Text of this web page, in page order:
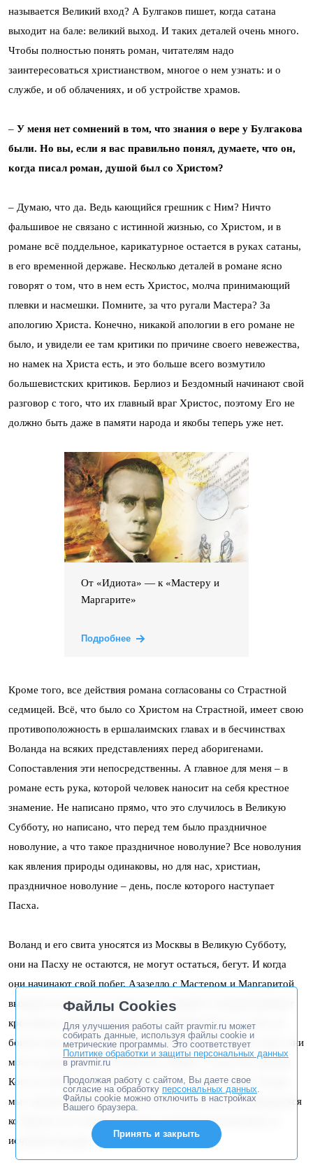
называется Великий вход? А Булгаков пишет, когда сатана
выходит на бале: великий выход. И таких деталей очень много.
Чтобы полностью понять роман, читателям надо
заинтересоваться христианством, многое о нем узнать: и о
службе, и об облачениях, и об устройстве храмов.
– У меня нет сомнений в том, что знания о вере у Булгакова
были. Но вы, если я вас правильно понял, думаете, что он,
когда писал роман, душой был со Христом?
– Думаю, что да. Ведь кающийся грешник с Ним? Ничто
фальшивое не связано с истинной жизнью, со Христом, и в
романе всё поддельное, карикатурное остается в руках сатаны,
в его временной державе. Несколько деталей в романе ясно
говорят о том, что в нем есть Христос, молча принимающий
плевки и насмешки. Помните, за что ругали Мастера? За
апологию Христа. Конечно, никакой апологии в его романе не
было, и увидели ее там критики по причине своего невежества,
но намек на Христа есть, и это больше всего возмутило
большевистских критиков. Берлиоз и Бездомный начинают свой
разговор с того, что их главный враг Христос, поэтому Его не
должно быть даже в памяти народа и якобы теперь уже нет.
От «Идиота» — к «Мастеру и
Маргарите»
Подробнее
Кроме того, все действия романа согласованы со Страстной
седмицей. Всё, что было со Христом на Страстной, имеет свою
противоположность в ершалаимских главах и в бесчинствах
Воланда на всяких представлениях перед аборигенами.
Сопоставления эти непосредственны. А главное для меня – в
романе есть рука, которой человек наносит на себя крестное
знамение. Не написано прямо, что это случилось в Великую
Субботу, но написано, что перед тем было праздничное
новолуние, а что такое праздничное новолуние? Все новолуния
как явления природы одинаковы, но для нас, христиан,
праздничное новолуние – день, после которого наступает
Пасха.
Воланд и его свита уносятся из Москвы в Великую Субботу,
они на Пасху не остаются, не могут остаться, бегут. И когда
они начинают свой побег, Азазелло с Мастером и Маргаритой
выходят из подвала на улицу, и там какой-то человек начинает
креститься. Азазелло кричит: руку отрежу! Есть то, чего он
боится, над чем не имеет власти. Людьми, которые во тьме, они
могут распоряжаться, мучить их, убивать, а есть Тот, против
Кого их зло бессильно. Это Христос и те, кто с Ним. А когда
мы с верой осеняем себя крестным знамением, мы обращаемся
ко Христу, и от такого крестного знамения демоны бегут и
исчезают как дым.
Файлы Cookies
Для улучшения работы сайт pravmir.ru может
собирать данные, используя файлы cookie и
метрические программы. Это соответствует
Политике обработки и защиты персональных данных
в pravmir.ru
Продолжая работу с сайтом, Вы даете свое
согласие на обработку персональных данных.
Файлы cookie можно отключить в настройках
Вашего браузера.
Принять и закрыть